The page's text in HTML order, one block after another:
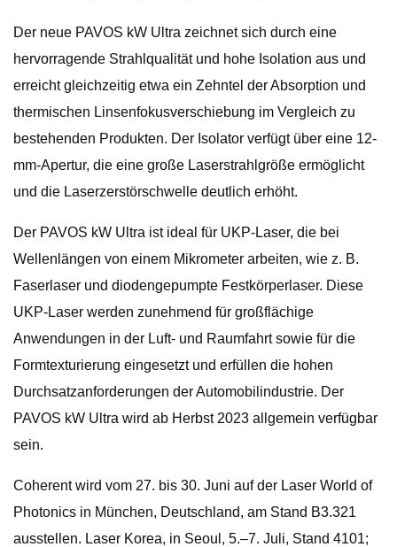
Der neue PAVOS kW Ultra zeichnet sich durch eine
hervorragende Strahlqualität und hohe Isolation aus und
erreicht gleichzeitig etwa ein Zehntel der Absorption und
thermischen Linsenfokusverschiebung im Vergleich zu
bestehenden Produkten. Der Isolator verfügt über eine 12-
mm-Apertur, die eine große Laserstrahlgröße ermöglicht
und die Laserzerstörschwelle deutlich erhöht.
Der PAVOS kW Ultra ist ideal für UKP-Laser, die bei
Wellenlängen von einem Mikrometer arbeiten, wie z. B.
Faserlaser und diodengepumpte Festkörperlaser. Diese
UKP-Laser werden zunehmend für großflächige
Anwendungen in der Luft- und Raumfahrt sowie für die
Formtexturierung eingesetzt und erfüllen die hohen
Durchsatzanforderungen der Automobilindustrie. Der
PAVOS kW Ultra wird ab Herbst 2023 allgemein verfügbar
sein.
Coherent wird vom 27. bis 30. Juni auf der Laser World of
Photonics in München, Deutschland, am Stand B3.321
ausstellen. Laser Korea, in Seoul, 5.–7. Juli, Stand 4101;